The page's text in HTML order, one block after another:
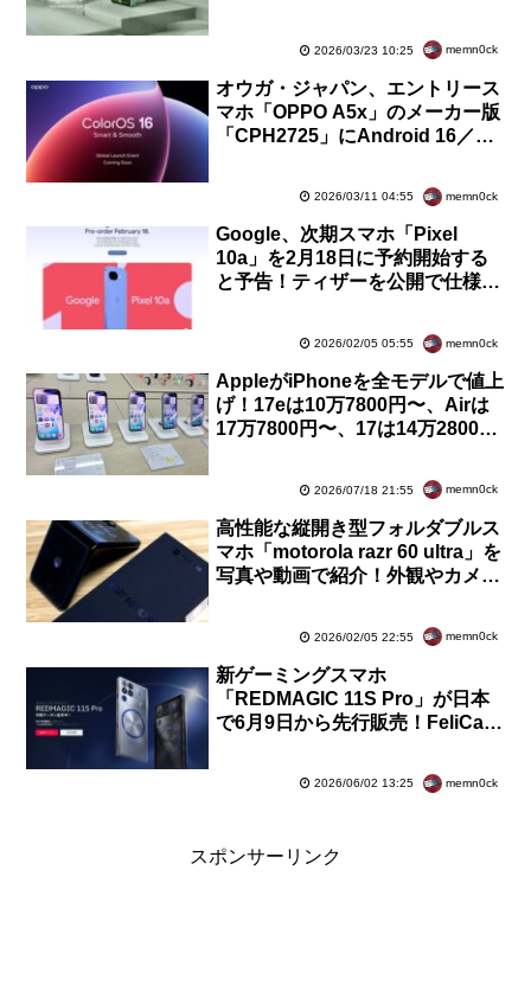
2026/03/23 10:25 memn0ck
オウガ・ジャパン、エントリース
マホ「OPPO A5x」のメーカー版
「CPH2725」にAndroid 16／
2026/03/11 04:55 memn0ck
Google、次期スマホ「Pixel
10a」を2月18日に予約開始する
と予告！ティザーを公開で仕様や
2026/02/05 05:55 memn0ck
AppleがiPhoneを全モデルで値上
げ！17eは10万7800円〜、Airは
17万7800円〜、17は14万2800
2026/07/18 21:55 memn0ck
高性能な縦開き型フォルダブルス
マホ「motorola razr 60 ultra」を
写真や動画で紹介！外観やカメラ
2026/02/05 22:55 memn0ck
新ゲーミングスマホ
「REDMAGIC 11S Pro」が日本
で6月9日から先行販売！FeliCaや
2026/06/02 13:25 memn0ck
スポンサーリンク